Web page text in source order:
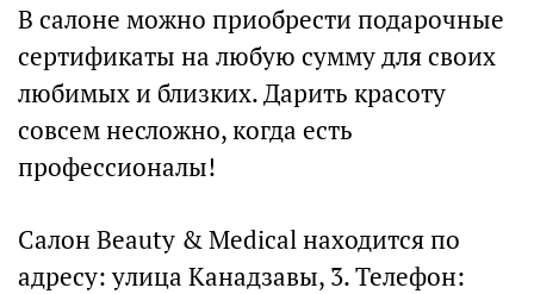
В салоне можно приобрести подарочные
сертификаты на любую сумму для своих
любимых и близких. Дарить красоту
совсем несложно, когда есть
профессионалы!
Салон Beauty & Medical находится по
адресу: улица Канадзавы, 3. Телефон: